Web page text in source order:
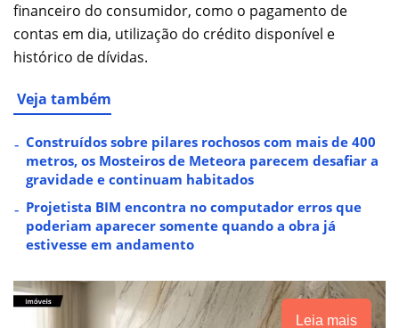
financeiro do consumidor, como o pagamento de
contas em dia, utilização do crédito disponível e
histórico de dívidas.
Veja também
Construídos sobre pilares rochosos com mais de 400
metros, os Mosteiros de Meteora parecem desafiar a
gravidade e continuam habitados
Projetista BIM encontra no computador erros que
poderiam aparecer somente quando a obra já
estivesse em andamento
Leia mais